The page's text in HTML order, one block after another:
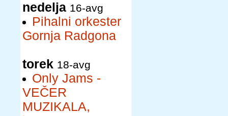
nedelja 16-avg
Pihalni orkester
Gornja Radgona
torek 18-avg
Only Jams -
VEČER
MUZIKALA,